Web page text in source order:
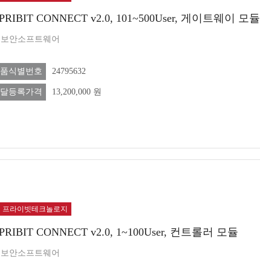
CONNECT v2.0, 101~500User, 게이트웨이 모듈
보안소프트웨어
식별번호 24795632
등록가격 13,200,000 원
프라이빗테크놀로지
CONNECT v2.0, 1~100User, 컨트롤러 모듈
보안소프트웨어